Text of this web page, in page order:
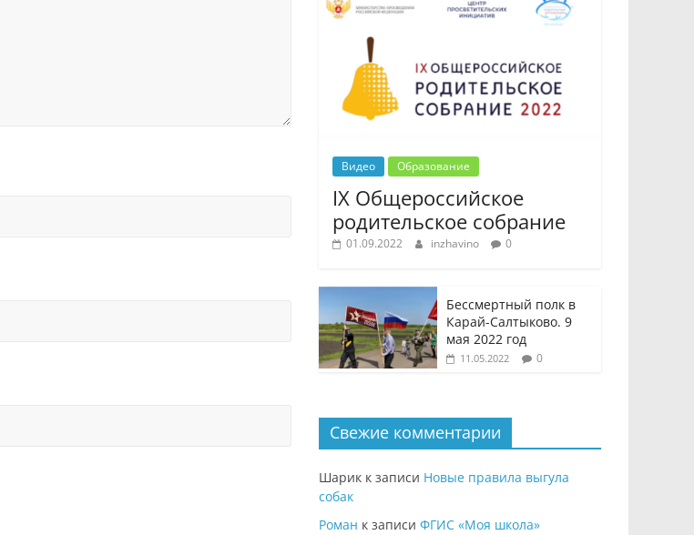
Видео Образование
IX Общероссийское
родительское собрание
01.09.2022 inzhavino 0
Бессмертный полк в
Карай-Салтыково. 9
мая 2022 год
11.05.2022 0
Свежие комментарии
Шарик к записи Новые правила выгула
собак
Роман к записи ФГИС «Моя школа»